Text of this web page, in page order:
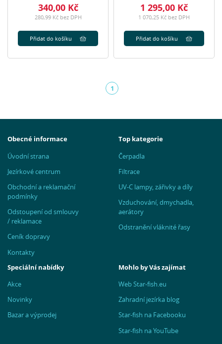
340,00 Kč
280,99 Kč bez DPH
Přidat do košíku
1 295,00 Kč
1 070,25 Kč bez DPH
Přidat do košíku
1(aktuální)
Obecné informace
Úvodní strana
Jezírkové centrum
Obchodní a reklamační
podmínky
Odstoupení od smlouvy
/ reklamace
Ceník dopravy
Kontakty
Top kategorie
Čerpadla
Filtrace
UV-C lampy, zářivky a díly
Vzduchování, dmychadla,
aerátory
Odstranění vláknité řasy
Speciální nabídky
Akce
Novinky
Bazar a výprodej
Mohlo by Vás zajímat
Web Star-fish.eu
Zahradní jezírka blog
Star-fish na Facebooku
Star-fish na YouTube